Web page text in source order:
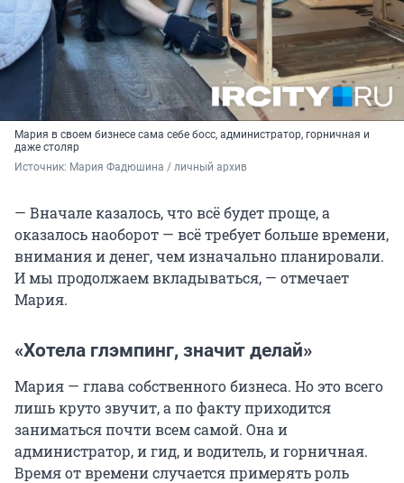
Мария в своем бизнесе сама себе босс, администратор, горничная и
даже столяр
Источник: Мария Фадюшина / личный архив
— Вначале казалось, что всё будет проще, а
оказалось наоборот — всё требует больше времени,
внимания и денег, чем изначально планировали.
И мы продолжаем вкладываться, — отмечает
Мария.
«Хотела глэмпинг, значит делай»
Мария — глава собственного бизнеса. Но это всего
лишь круто звучит, а по факту приходится
заниматься почти всем самой. Она и
администратор, и гид, и водитель, и горничная.
Время от времени случается примерять роль